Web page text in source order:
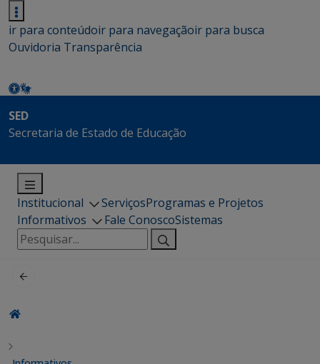
ir para conteúdoir para navegaçãoir para busca
Ouvidoria Transparência
SED
Secretaria de Estado de Educação
Institucional ServiçosProgramas e Projetos
Informativos
Fale ConoscoSistemas
Pesquisar
por: